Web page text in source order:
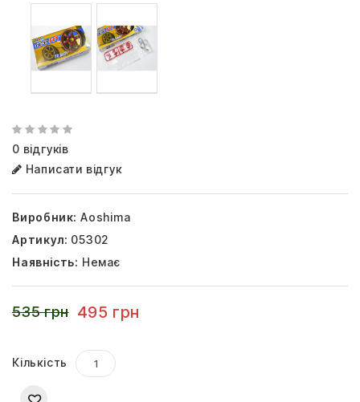
0 відгуків
Написати відгук
Виробник: Aoshima
Артикул: 05302
Наявність: Немає
535 грн 495 грн
Кількість